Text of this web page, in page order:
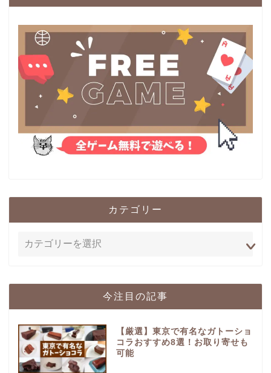
カテゴリー
今注目の記事
【厳選】東京で有名なガトーショ
コラおすすめ8選！お取り寄せも
可能